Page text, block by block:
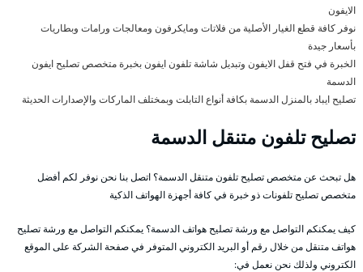
الايفون
نوفر كافة قطع الغيار الأصلية من فلاتات ومايكرفون ومعالجات ورامات وبطاريات
بأسعار جيدة
الخبرة في فتح قفل الايفون وتبديل شاشة تلفون ايفون بخبرة متخصص تصليح ايفون
الدسمة
تصليح ايباد بالمنزل الدسمة بكافة أنواع التابلت وبمختلف الماركات والإصدارات الحديثة
تصليح تلفون متنقل الدسمة
هل تبحث عن متخصص تصليح تلفون متنقل الدسمة؟ اتصل بنا نحن نوفر لكم أفضل
متخصص تصليح تلفونات ذو خبرة في كافة أجهزة الهواتف الذكية
كيف يمكنكم التواصل مع ورشة تصليح هواتف الدسمة؟ يمكنكم التواصل مع ورشة تصليح
هواتف متنقل من خلال رقم أو البريد الكتروني المتوفر في صفحة الشركة على الموقع
الكتروني ولذلك نحن نعمل في: